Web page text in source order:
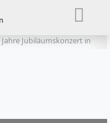
Jahre Jubiläumskonzert in